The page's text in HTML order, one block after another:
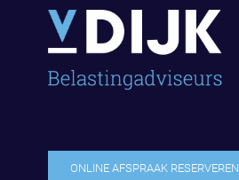
ONLINE AFSPRAAK RESERVEREN